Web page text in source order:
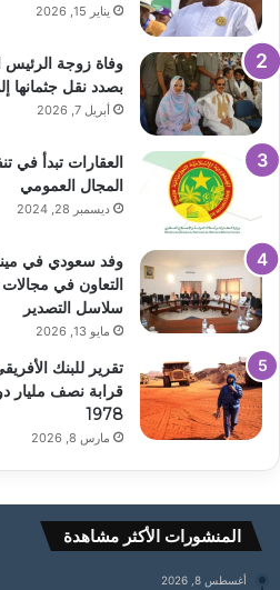
يناير 15, 2026
وفاة زوجة الرئيس
بصدد نقل جثمانها
أبريل 7, 2026
العقارات تبدأ في
المجال العمومي
ديسمبر 28, 2024
وفد سعودي في
التعاون في مجالات
سلاسل التصدير
مايو 13, 2026
تقرير للبنك
قرابة نصف مليار
1978
مارس 8, 2026
المنشورات الأكثر مشاهدة
أغسطس 8, 2026